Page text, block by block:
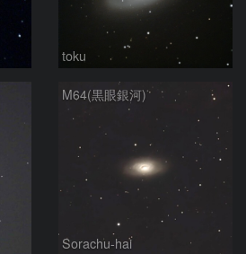
toku
M64(黒眼銀河)
Sorachu-hai